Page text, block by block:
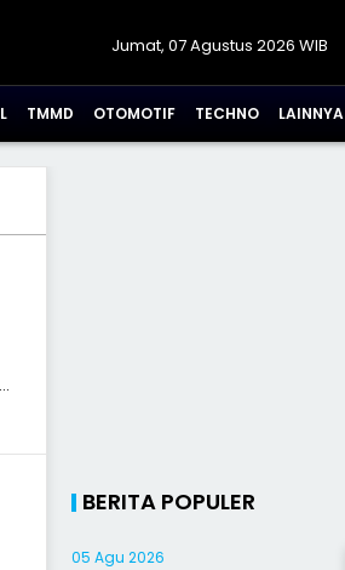
Jumat, 07 Agustus 2026 WIB
TMMD OTOMOTIF TECHNO LAINNYA
BERITA POPULER
05 Agu 2026